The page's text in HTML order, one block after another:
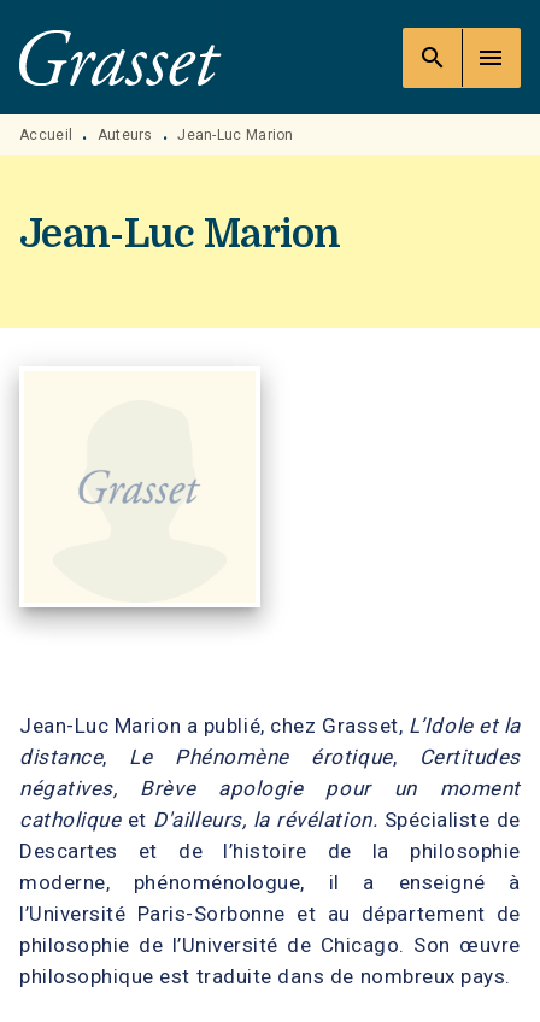
MENU RECHERCHE
PIED DE PAGE
search menu
Accueil • Auteurs • Jean-Luc Marion
Jean-Luc Marion
Jean-Luc Marion a publié, chez Grasset, L’Idole et la
distance, Le Phénomène érotique,
Certitudes
négatives, Brève apologie pour un moment
catholique et D'ailleurs, la révélation. Spécialiste de
Descartes et de l’histoire de la philosophie
moderne, phénoménologue, il a enseigné à
l’Université Paris-Sorbonne et au département de
philosophie de l’Université de Chicago. Son œuvre
philosophique est traduite dans de nombreux pays.